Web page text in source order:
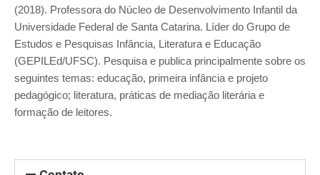
(2018). Professora do Núcleo de Desenvolvimento Infantil da
Universidade Federal de Santa Catarina. Líder do Grupo de
Estudos e Pesquisas Infância, Literatura e Educação
(GEPILEd/UFSC). Pesquisa e publica principalmente sobre os
seguintes temas: educação, primeira infância e projeto
pedagógico; literatura, práticas de mediação literária e
formação de leitores.